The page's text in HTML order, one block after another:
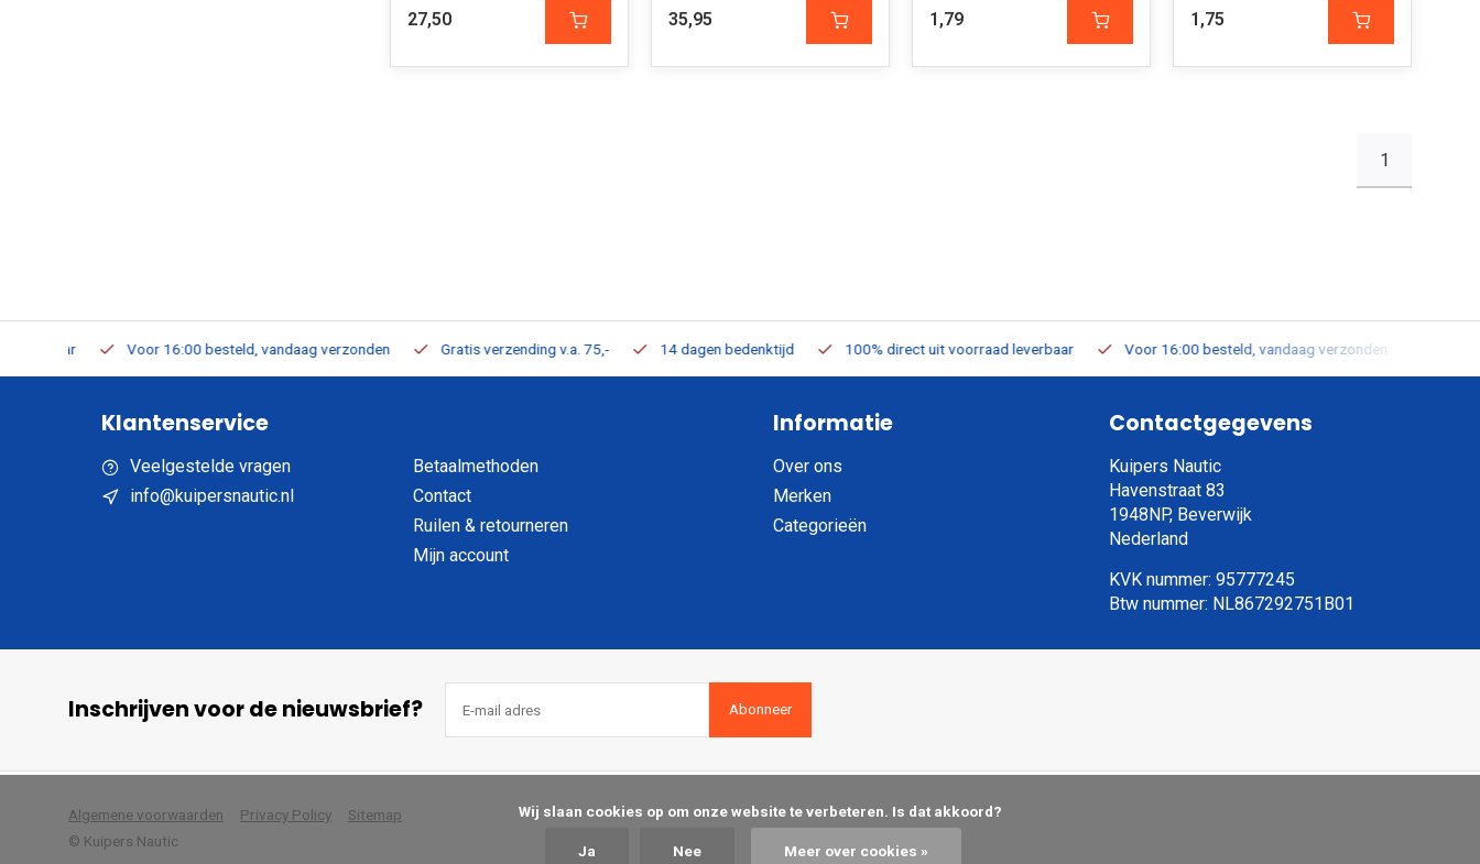
27,50 35,95 1,79 1,75
1
Voor 16:00 besteld, vandaag verzonden Gratis verzending v.a. 75,- 14 dagen bedenktijd 100% direct uit voorraad leverbaar Voor 16:00 besteld, vandaag verzonden
Klantenservice
Veelgestelde vragen
info@kuipersnautic.nl
Betaalmethoden
Contact
Ruilen & retourneren
Mijn account
Informatie
Over ons
Merken
Categorieën
Contactgegevens
Kuipers Nautic
Havenstraat 83
1948NP, Beverwijk
Nederland
KVK nummer: 95777245
Btw nummer: NL867292751B01
Inschrijven voor de nieuwsbrief? Abonneer
Algemene voorwaarden Privacy Policy
Sitemap
© Kuipers Nautic
Ja Nee Meer over cookies »